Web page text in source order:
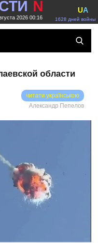
N
2026 00:16 1628 дней войны
UA
области
читати українською
Александр Пепелов